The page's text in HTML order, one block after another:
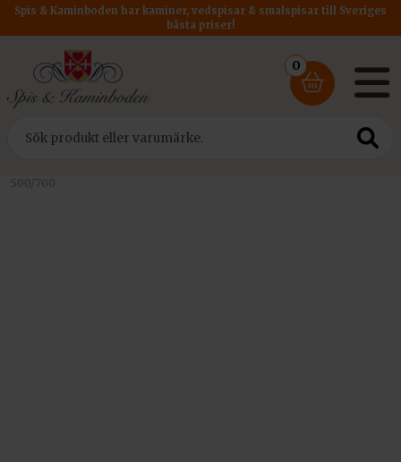
Spis & Kaminboden har kaminer, vedspisar & smalspisar till Sveriges
bästa priser!
0